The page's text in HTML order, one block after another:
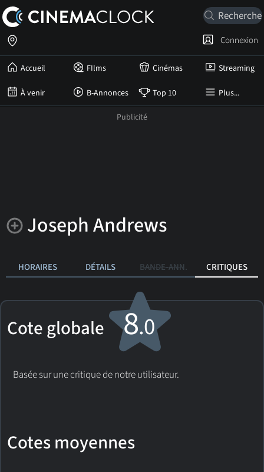
Accueil FIlms Cinémas Streaming
À venir B-Annonces Top 10 Plus...
Connexion
Joseph Andrews
HORAIRES DÉTAILS BANDE-ANN. CRITIQUES
Cote globale 8.0
Basée sur une critique de notre utilisateur.
Cotes moyennes